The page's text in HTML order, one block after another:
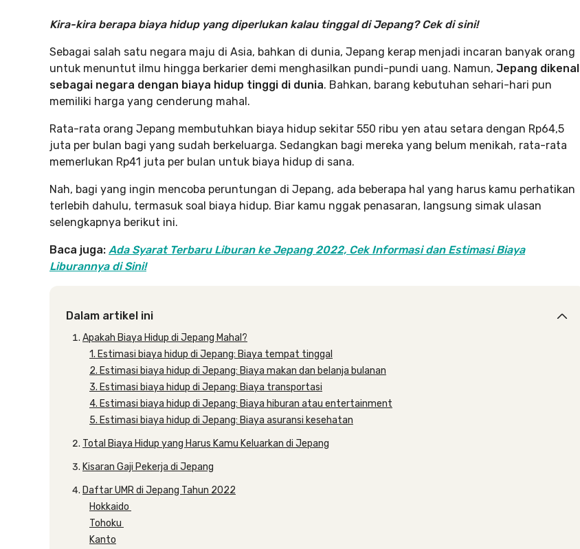
Kira-kira berapa biaya hidup yang diperlukan kalau tinggal di Jepang? Cek di sini!
Sebagai salah satu negara maju di Asia, bahkan di dunia, Jepang kerap menjadi incaran banyak orang
untuk menuntut ilmu hingga berkarier demi menghasilkan pundi-pundi uang. Namun, Jepang dikenal
sebagai negara dengan biaya hidup tinggi di dunia. Bahkan, barang kebutuhan sehari-hari pun
memiliki harga yang cenderung mahal.
Rata-rata orang Jepang membutuhkan biaya hidup sekitar 550 ribu yen atau setara dengan Rp64,5
juta per bulan bagi yang sudah berkeluarga. Sedangkan bagi mereka yang belum menikah, rata-rata
memerlukan Rp41 juta per bulan untuk biaya hidup di sana.
Nah, bagi yang ingin mencoba peruntungan di Jepang, ada beberapa hal yang harus kamu perhatikan
terlebih dahulu, termasuk soal biaya hidup. Biar kamu nggak penasaran, langsung simak ulasan
selengkapnya berikut ini.
Baca juga: Ada Syarat Terbaru Liburan ke Jepang 2022, Cek Informasi dan Estimasi Biaya
Liburannya di Sini!
Dalam artikel ini
Apakah Biaya Hidup di Jepang Mahal?
1. Estimasi biaya hidup di Jepang: Biaya tempat tinggal
2. Estimasi biaya hidup di Jepang: Biaya makan dan belanja bulanan
3. Estimasi biaya hidup di Jepang: Biaya transportasi
4. Estimasi biaya hidup di Jepang: Biaya hiburan atau entertainment
5. Estimasi biaya hidup di Jepang: Biaya asuransi kesehatan
Total Biaya Hidup yang Harus Kamu Keluarkan di Jepang
Kisaran Gaji Pekerja di Jepang
Daftar UMR di Jepang Tahun 2022
Hokkaido
Tohoku
Kanto